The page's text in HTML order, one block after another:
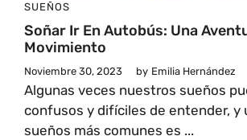
SUEÑOS
Soñar Ir En Autobús: Una
Movimiento
Noviembre 30, 2023 by Emilia Hernández
Algunas veces nuestros sueños
confusos y difíciles de entender, y
sueños más comunes es ...